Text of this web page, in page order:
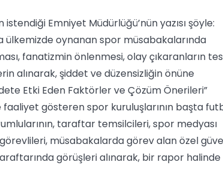
Emniyet Müdürlüğü’nün yazısı şöyle:
ülkemizde oynanan spor müsabakalarında
fanatizmin önlenmesi, olay çıkaranların
alınarak, şiddet ve düzensizliğin önüne
Etki Eden Faktörler ve Çözüm Önerileri”
faaliyet gösteren spor kuruluşlarının başta
taraftar temsilcileri, spor medyası
müsabakalarda görev alan özel
görüşleri alınarak, bir rapor halinde